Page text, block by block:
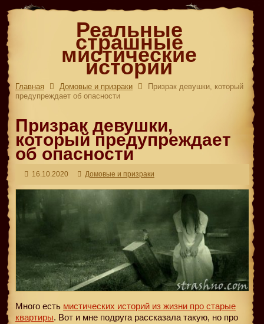
Реальные
страшные
мистические
истории
Главная Домовые и призраки
Призрак девушки, который
предупреждает об опасности
Призрак девушки,
который предупреждает
об опасности
16.10.2020 Домовые и призраки
Много есть мистических историй из жизни про старые
квартиры. Вот и мне подруга рассказала такую, но про